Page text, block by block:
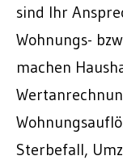
sind Ihr
Wohnungs-
machen
Sterbefall,